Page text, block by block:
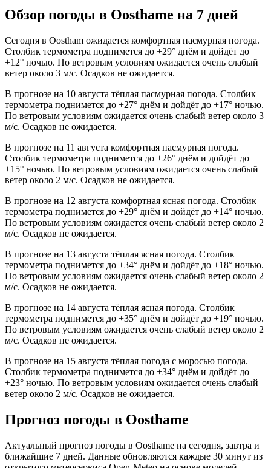
Обзор погоды в Oosthamе на 7 дней
Сегодня в Oostham ожидается комфортная пасмурная погода.
Столбик термометра поднимется до +29° днём и дойдёт до
+12° ночью. По ветровым условиям ожидается очень слабый
ветер около 3 м/с. Осадков не ожидается.
В прогнозе на 10 августа тёплая пасмурная погода. Столбик
термометра поднимется до +27° днём и дойдёт до +17° ночью.
По ветровым условиям ожидается очень слабый ветер около 3
м/с. Осадков не ожидается.
В прогнозе на 11 августа комфортная пасмурная погода.
Столбик термометра поднимется до +26° днём и дойдёт до
+15° ночью. По ветровым условиям ожидается очень слабый
ветер около 2 м/с. Осадков не ожидается.
В прогнозе на 12 августа комфортная ясная погода. Столбик
термометра поднимется до +29° днём и дойдёт до +14° ночью.
По ветровым условиям ожидается очень слабый ветер около 2
м/с. Осадков не ожидается.
В прогнозе на 13 августа тёплая ясная погода. Столбик
термометра поднимется до +34° днём и дойдёт до +18° ночью.
По ветровым условиям ожидается очень слабый ветер около 2
м/с. Осадков не ожидается.
В прогнозе на 14 августа тёплая ясная погода. Столбик
термометра поднимется до +35° днём и дойдёт до +19° ночью.
По ветровым условиям ожидается очень слабый ветер около 2
м/с. Осадков не ожидается.
В прогнозе на 15 августа тёплая погода с моросью погода.
Столбик термометра поднимется до +34° днём и дойдёт до
+23° ночью. По ветровым условиям ожидается очень слабый
ветер около 2 м/с. Осадков не ожидается.
Прогноз погоды в Oosthamе
Актуальный прогноз погоды в Oosthamе на сегодня, завтра и
ближайшие 7 дней. Данные обновляются каждые 30 минут из